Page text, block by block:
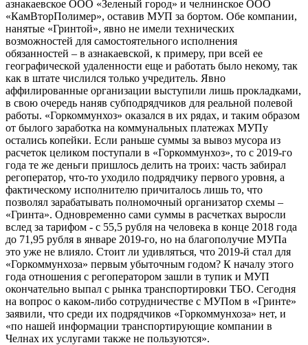
азнакаевское ООО «Зеленый город» и челнинское ООО
«КамВторПолимер», оставив МУП за бортом. Обе компании,
нанятые «Гринтой», явно не имели технических
возможностей для самостоятельного исполнения
обязанностей – в азнакаевской, к примеру, при всей ее
географической удаленности еще и работать было некому, так
как в штате числился только учредитель. Явно
аффилированные организации выступили лишь прокладками,
в свою очередь наняв субподрядчиков для реальной полевой
работы. «Горкоммунхоз» оказался в их рядах, и таким образом
от былого заработка на коммунальных платежах МУПу
остались копейки. Если раньше суммы за вывоз мусора из
расчеток целиком поступали в «Горкоммунхоз», то с 2019-го
года те же деньги пришлось делить на троих: часть забирал
регоператор, что-то уходило подрядчику первого уровня, а
фактическому исполнителю причиталось лишь то, что
позволял зарабатывать полномочный организатор схемы –
«Гринта». Одновременно сами суммы в расчетках выросли
вслед за тарифом - с 55,5 рубля на человека в конце 2018 года
до 71,95 рубля в январе 2019-го, но на благополучие МУПа
это уже не влияло. Стоит ли удивляться, что 2019-й стал для
«Горкоммунхоза» первым убыточным годом? К началу этого
года отношения с регоператором зашли в тупик и МУП
окончательно выпал с рынка транспортировки ТБО. Сегодня
на вопрос о каком-либо сотрудничестве с МУПом в «Гринте»
заявили, что среди их подрядчиков «Горкоммунхоза» нет, и
«по нашей информации транспортирующие компании в
Челнах их услугами также не пользуются».